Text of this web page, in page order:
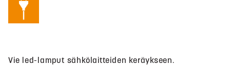
Vie led-lamput sähkölaitteiden keräykseen.